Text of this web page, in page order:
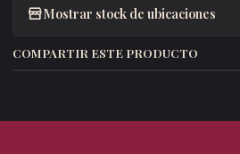
Mostrar stock de ubicaciones
COMPARTIR ESTE PRODUCTO